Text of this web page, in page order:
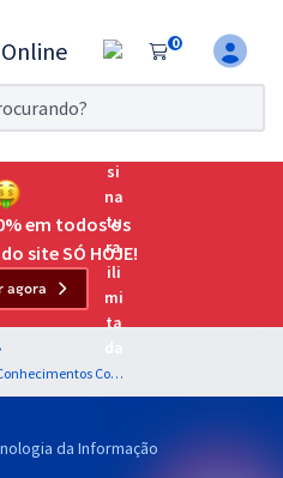
0
por 7 dias!
o Exame da
as principais
em todos os
site SÓ HOJE!
agora
PC PI - Polícia Civil do Estado do Piauí - Conhecimentos Comuns aos Cargos de Perito Oficial Criminal (Perito Médico-Legista, Perito Odontolegista
da Informação